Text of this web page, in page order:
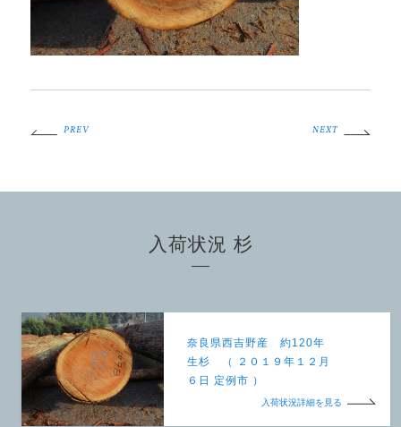
PREV NEXT
入荷状況 杉
奈良県西吉野産 約120年
生杉 （ ２０１９年１２月
６日 定例市 ）
入荷状況詳細を見る